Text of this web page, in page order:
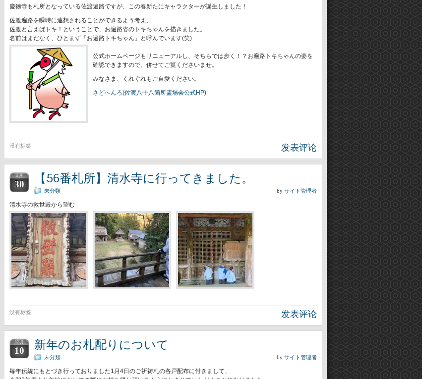
慶徳寺も札所となっている佐渡遍路ですが、この春新たにキャラクターが誕生しました！
佐渡遍路を瞬時に連想されることができるよう考え、
佐渡と言えばトキ！ということで、お遍路姿のトキちゃんを描きました。
名前はまだなく、ひとまず「お遍路トキちゃん」と呼んでいます(笑)
公式ホームページもリニューアルし、そちらでは歩く！？お遍路トキちゃんの姿を
確認できますので、併せてご覧くださいませ。
みなさま、くれぐれもご自愛ください。
さどへんろ(佐渡八十八箇所霊場会公式HP)
没有标签 发表评论
3 月
30 【56番札所】清水寺に行ってきました。
未分類 by サイト管理者
清水寺の救世殿から望む
没有标签 发表评论
12 月
10 新年のお札配りについて
未分類 by サイト管理者
毎年伝統にもとづき行っておりました1月4日のご祈祷札の各戸配布に付きまして、